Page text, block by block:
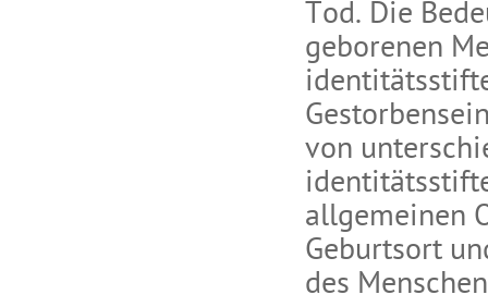
Tod. Die
geborenen
von
allgemeinen
Geburtsort
des